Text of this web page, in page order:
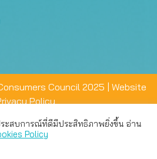
Council 2025 | Website
Policy
ระสบการณ์ที่ดีมีประสิทธิภาพยิ่งขึ้น อ่าน
Policy
ะสบการณ์การใช้งานที่ดีให้แก่ท่าน คุณ
ส่วนตัวได้